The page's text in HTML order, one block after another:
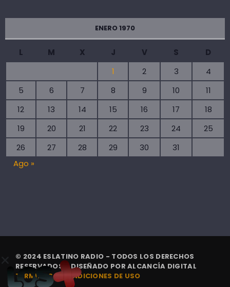
ENERO 1970
L M X J V S
D
1
2 3
4
5
6 7 8 9 10
11
12
13 14 15 16 17
18
19
20 21 22 23 24
25
26
27 28 29 30
31
Ago »
© 2024 ESLATINO RADIO - TODOS LOS DERECHOS
RESERVADOS. | DISEÑADO PORALCANCÍA DIGITAL
TÉRMINOS Y CONDICIONES DE USO